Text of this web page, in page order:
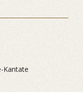
Kantate